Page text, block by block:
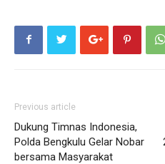
Previous article
Dukung Timnas Indonesia,
Polda Bengkulu Gelar Nobar
bersama Masyarakat